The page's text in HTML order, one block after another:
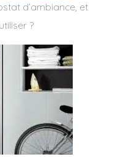
d’ambiance, et
?